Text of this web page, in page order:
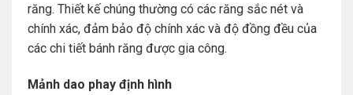
răng. Thiết kế chúng thường có các răng sắc nét và
chính xác, đảm bảo độ chính xác và độ đồng đều của
các chi tiết bánh răng được gia công.
Mảnh dao phay định hình